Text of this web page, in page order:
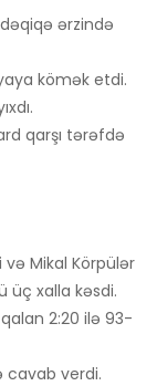
ərzində
kömək etdi.
qarşı tərəfdə
Mikal Körpülər
üç xalla kəsdi.
2:20 ilə 93-
cavab verdi.